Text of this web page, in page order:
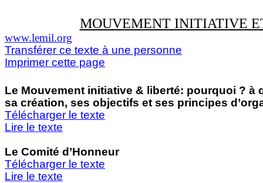
MOUVEMENT INITIATIVE
www.lemil.org
Transférer ce texte à une personne
Imprimer cette page
Le Mouvement initiative & liberté: pourquoi ? à
sa création, ses objectifs et ses principes
Télécharger le texte
Lire le texte
Le Comité d’Honneur
Télécharger le texte
Lire le texte